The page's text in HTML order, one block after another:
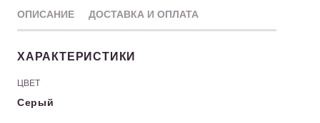
ОПИСАНИЕ ДОСТАВКА И ОПЛАТА
ХАРАКТЕРИСТИКИ
ЦВЕТ
Серый